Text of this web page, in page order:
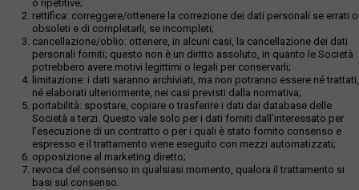
o ripetitive;
rettifica: correggere/ottenere la correzione dei dati personali se errati o
obsoleti e di completarli, se incompleti;
cancellazione/oblio: ottenere, in alcuni casi, la cancellazione dei dati
personali forniti; questo non è un diritto assoluto, in quanto le Società
potrebbero avere motivi legittimi o legali per conservarli;
limitazione: i dati saranno archiviati, ma non potranno essere né trattati,
né elaborati ulteriormente, nei casi previsti dalla normativa;
portabilità: spostare, copiare o trasferire i dati dai database delle
Società a terzi. Questo vale solo per i dati forniti dall’interessato per
l’esecuzione di un contratto o per i quali è stato fornito consenso e
espresso e il trattamento viene eseguito con mezzi automatizzati;
opposizione al marketing diretto;
revoca del consenso in qualsiasi momento, qualora il trattamento si
basi sul consenso.